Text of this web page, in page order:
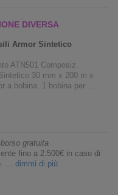
DIVERSA
Armor Sintetico
ATN501 Composiz.
30 mm x 200 m x
a bobina. 1 bobina per ...
gratuita
fino a 2.500€ in caso di
... dimmi di più